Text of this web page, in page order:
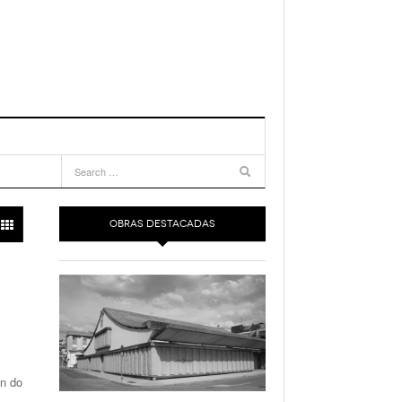
do
OBRAS DESTACADAS